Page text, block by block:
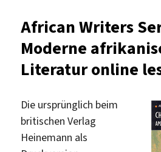
African Writers
Moderne
Literatur online
Die ursprünglich beim
britischen Verlag
Heinemann als